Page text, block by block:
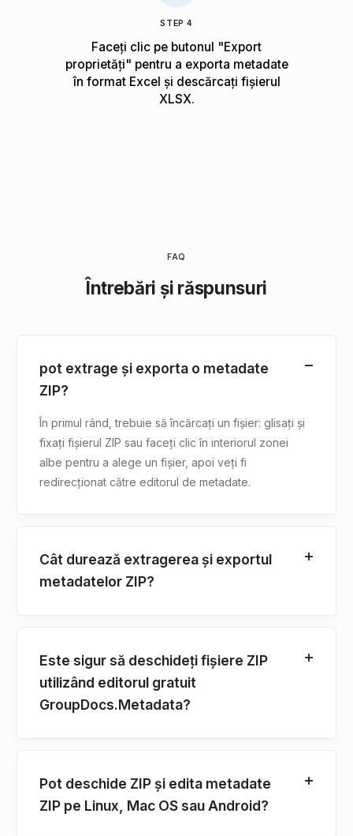
STEP 4
Faceți clic pe butonul "Export
proprietăți" pentru a exporta metadate
în format Excel și descărcați fișierul
XLSX.
FAQ
Întrebări și răspunsuri
pot extrage și exporta o metadate
ZIP?
În primul rând, trebuie să încărcați un fișier: glisați și
fixați fișierul ZIP sau faceți clic în interiorul zonei
albe pentru a alege un fișier, apoi veți fi
redirecționat către editorul de metadate.
Cât durează extragerea și exportul
metadatelor ZIP?
Este sigur să deschideți fișiere ZIP
utilizând editorul gratuit
GroupDocs.Metadata?
Pot deschide ZIP și edita metadate
ZIP pe Linux, Mac OS sau Android?